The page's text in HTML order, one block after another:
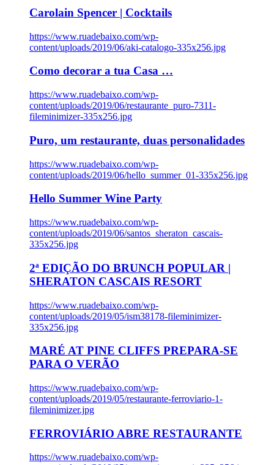
Carolain Spencer | Cocktails
https://www.ruadebaixo.com/wp-
content/uploads/2019/06/aki-catalogo-335x256.jpg
Como decorar a tua Casa …
https://www.ruadebaixo.com/wp-
content/uploads/2019/06/restaurante_puro-7311-
fileminimizer-335x256.jpg
Puro, um restaurante, duas personalidades
https://www.ruadebaixo.com/wp-
content/uploads/2019/06/hello_summer_01-335x256.jpg
Hello Summer Wine Party
https://www.ruadebaixo.com/wp-
content/uploads/2019/06/santos_sheraton_cascais-
335x256.jpg
2ª EDIÇÃO DO BRUNCH POPULAR |
SHERATON CASCAIS RESORT
https://www.ruadebaixo.com/wp-
content/uploads/2019/05/ism38178-fileminimizer-
335x256.jpg
MARÉ AT PINE CLIFFS PREPARA-SE
PARA O VERÃO
https://www.ruadebaixo.com/wp-
content/uploads/2019/05/restaurante-ferroviario-1-
fileminimizer.jpg
FERROVIÁRIO ABRE RESTAURANTE
https://www.ruadebaixo.com/wp-